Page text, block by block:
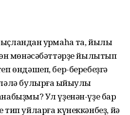
ҡурҡмаһаҡ та, йылы
мөнәсәбәттәрҙе йылытып
өндәшеп, бер-беребеҙгә
булырға ҡыйыулыҡ
Ул үҙенән-үҙе бар
уйларға күнеккәнбеҙ, йә